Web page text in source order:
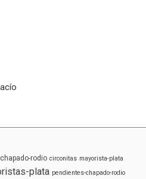
chapado-rodio circonitas mayorista-plata
plata pendientes-chapado-rodio